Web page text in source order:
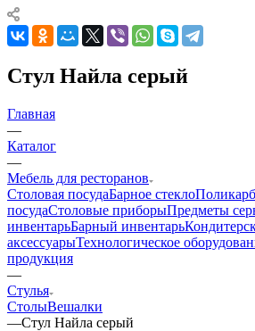
Стул Найла серый
Главная
—
Каталог
—
Мебель для ресторанов
Столовая посудаБарное стекло
посудаСтоловые приборыПредметы
инвентарьБарный инвентарь
аксессуарыТехнологическое
продукция
—
Стулья
СтолыВешалки
—Стул Найла серый